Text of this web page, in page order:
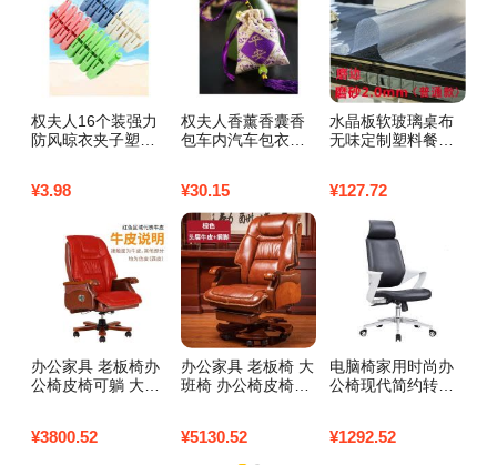
权夫人16个装强力
防风晾衣夹子塑料
2
¥3.98
权夫人香薰香囊香
包车内汽车包衣柜
¥30.15
水晶板软玻璃桌布
无味定制塑料餐桌
0*150 磨边磨砂2.0
¥127.72
办公家具 老板椅办
公椅皮椅可躺 大班
皮）实木脚固定扶
¥3800.52
办公家具 老板椅 大
班椅 办公椅皮椅可
皮）实木脚固定扶
¥5130.52
电脑椅家用时尚办
公椅现代简约转椅
椅钢制脚固定扶手
¥1292.52